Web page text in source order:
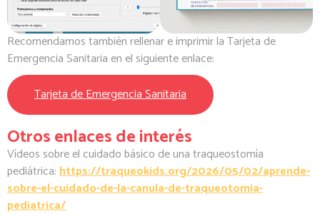
Recomendamos también rellenar e imprimir la Tarjeta de
Emergencia Sanitaria en el siguiente enlace:
Tarjeta de Emergencia Sanitaria
Otros enlaces de interés
Vídeos sobre el cuidado básico de una traqueostomía
pediátrica:https://traqueokids.org/2026/05/02/aprende-
sobre-el-cuidado-de-la-canula-de-traqueotomia-
pediatrica/